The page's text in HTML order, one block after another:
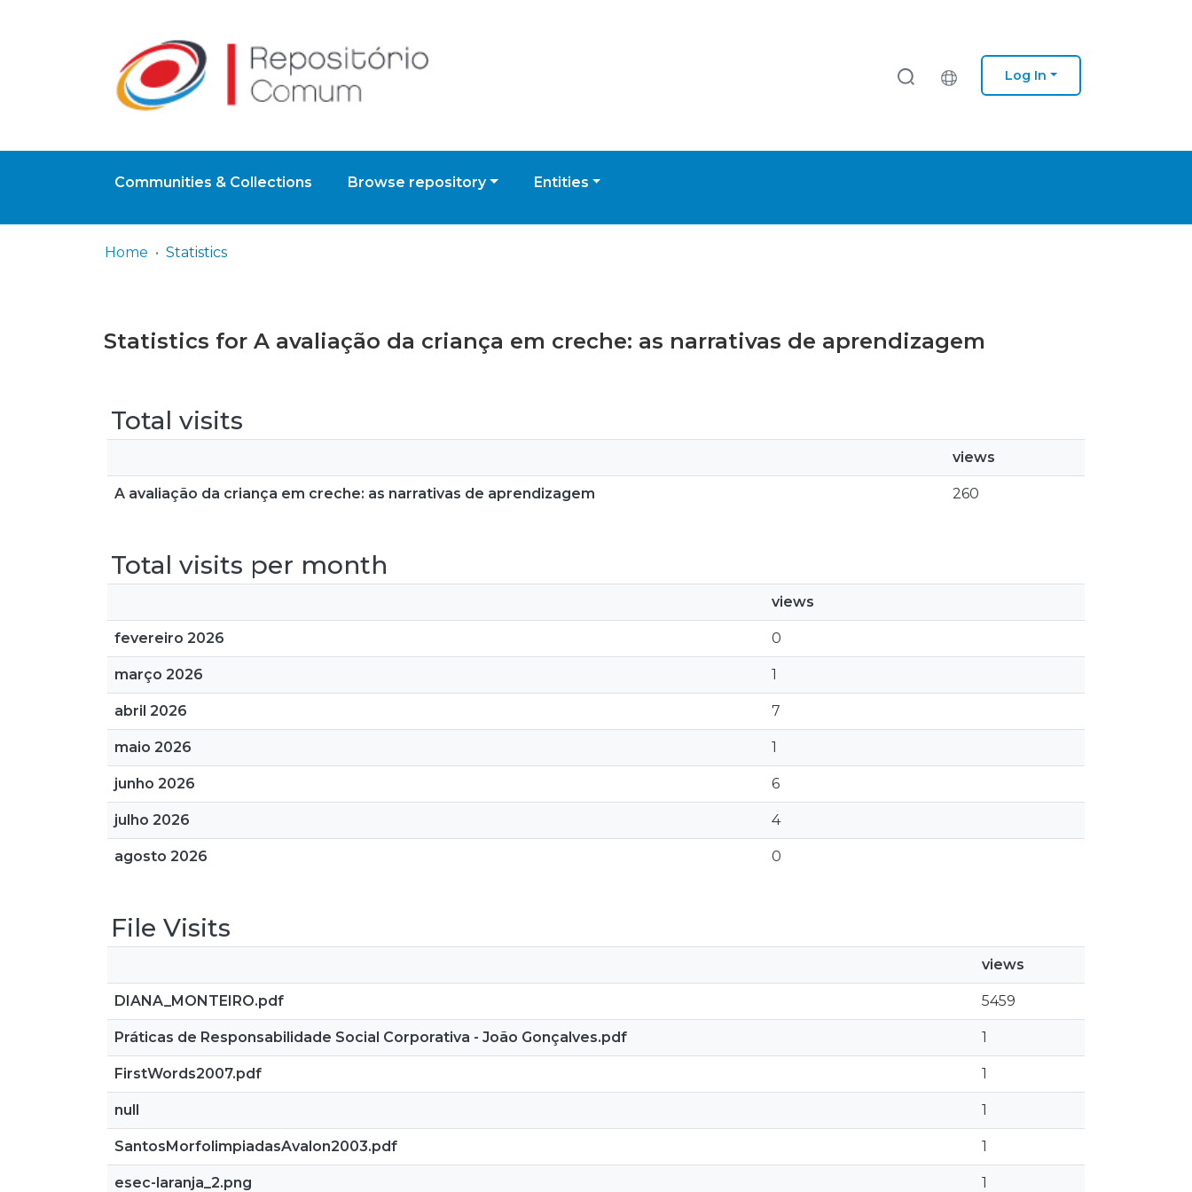
Log In
Communities & Collections Browse repository Entities
Home Statistics
Statistics for A avaliação da criança em creche: as narrativas de aprendizagem
Total visits
views
A avaliação da criança em creche: as narrativas de aprendizagem 260
Total visits per month
views
fevereiro 2026 0
março 2026 1
abril 2026 7
maio 2026 1
junho 2026 6
julho 2026 4
agosto 2026 0
File Visits
views
DIANA_MONTEIRO.pdf 5459
Práticas de Responsabilidade Social Corporativa - João Gonçalves.pdf 1
FirstWords2007.pdf 1
null 1
SantosMorfolimpiadasAvalon2003.pdf 1
esec-laranja_2.png 1